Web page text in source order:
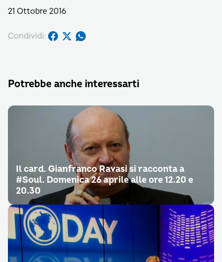
21 Ottobre 2016
Condividi:
Potrebbe anche interessarti
Il card. Gianfranco Ravasi si racconta a
#Soul. Domenica 26 aprile alle ore 12.20 e
20.30